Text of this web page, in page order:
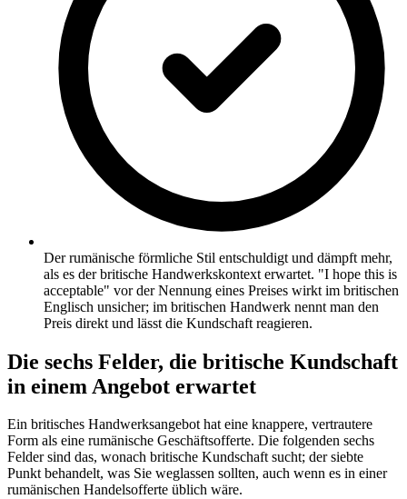
Der rumänische förmliche Stil entschuldigt und dämpft mehr,
als es der britische Handwerkskontext erwartet. "I hope this is
acceptable" vor der Nennung eines Preises wirkt im britischen
Englisch unsicher; im britischen Handwerk nennt man den
Preis direkt und lässt die Kundschaft reagieren.
Die sechs Felder, die britische Kundschaft
in einem Angebot erwartet
Ein britisches Handwerksangebot hat eine knappere, vertrautere
Form als eine rumänische Geschäftsofferte. Die folgenden sechs
Felder sind das, wonach britische Kundschaft sucht; der siebte
Punkt behandelt, was Sie weglassen sollten, auch wenn es in einer
rumänischen Handelsofferte üblich wäre.